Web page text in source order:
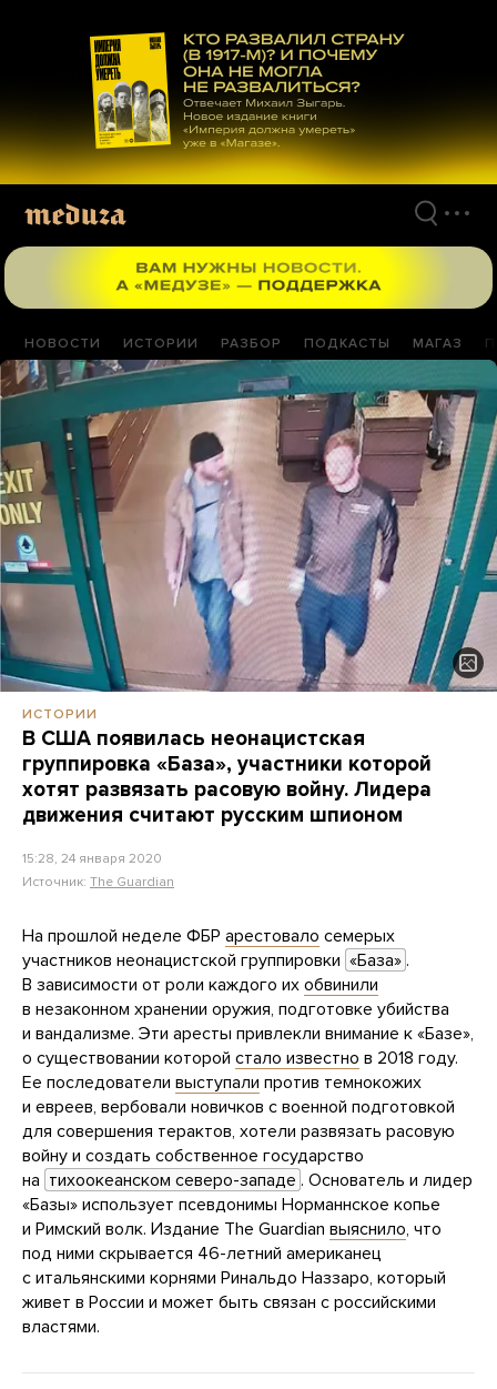
материалам
НОВОСТИ ИСТОРИИ РАЗБОР ПОДКАСТЫ МАГАЗ
ИСТОРИИ
В США появилась неонацистская
группировка «База», участники которой
хотят развязать расовую войну. Лидера
движения считают русским шпионом
15:28, 24 января 2020
Источник: The Guardian
На прошлой неделе ФБР арестовало семерых
участников неонацистской группировки «База» .
В зависимости от роли каждого их обвинили
в незаконном хранении оружия, подготовке убийства
и вандализме. Эти аресты привлекли внимание к «Базе»,
о существовании которой стало известно в 2018 году.
Ее последователи выступали против темнокожих
и евреев, вербовали новичков с военной подготовкой
для совершения терактов, хотели развязать расовую
войну и создать собственное государство
на тихоокеанском северо-западе . Основатель и лидер
«Базы» использует псевдонимы Норманнское копье
и Римский волк. Издание The Guardian выяснило, что
под ними скрывается 46-летний американец
с итальянскими корнями Ринальдо Наззаро, который
живет в России и может быть связан с российскими
властями.